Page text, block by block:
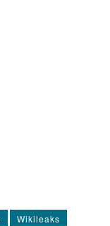
Wikileaks